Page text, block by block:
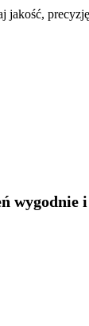
jakość,